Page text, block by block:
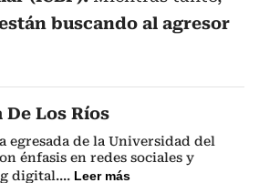
buscando al agresor
Los Ríos
egresada de la Universidad del
énfasis en redes sociales y
digital.... Leer más